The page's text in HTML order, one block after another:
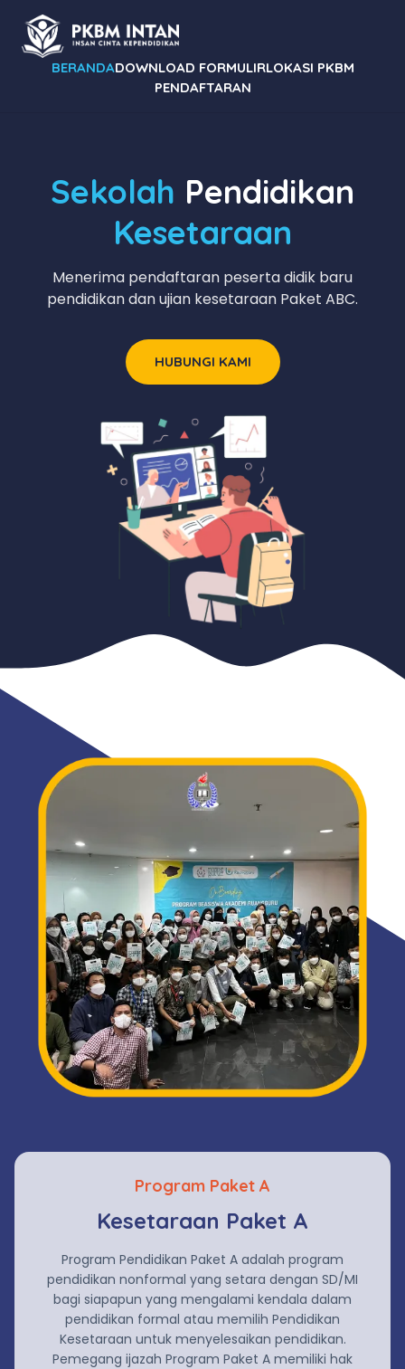
BERANDADOWNLOAD FORMULIRLOKASI PKBM
PENDAFTARAN
Sekolah Pendidikan
Kesetaraan
Menerima pendaftaran peserta didik baru
pendidikan dan ujian kesetaraan Paket ABC.
HUBUNGI KAMI
Program Paket A
Kesetaraan Paket A
Program Pendidikan Paket A adalah program
pendidikan nonformal yang setara dengan SD/MI
bagi siapapun yang mengalami kendala dalam
pendidikan formal atau memilih Pendidikan
Kesetaraan untuk menyelesaikan pendidikan.
Pemegang ijazah Program Paket A memiliki hak